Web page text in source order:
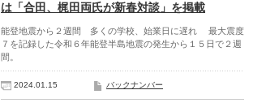
は「合田、梶田両氏が新春対談」を掲載
能登地震から２週間 多くの学校、始業日に遅れ 最大震度
７を記録した令和６年能登半島地震の発生から１５日で２週
間。
2024.01.15 バックナンバー